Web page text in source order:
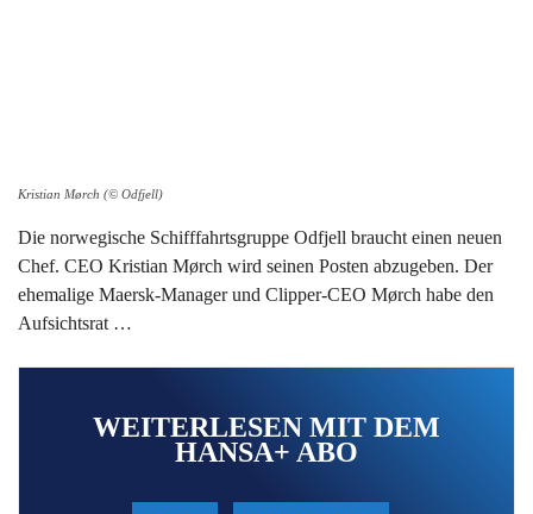
Kristian Mørch (© Odfjell)
Die norwegische Schifffahrtsgruppe Odfjell braucht einen neuen
Chef. CEO Kristian Mørch wird seinen Posten abzugeben. Der
ehemalige Maersk-Manager und Clipper-CEO Mørch habe den
Aufsichtsrat …
WEITERLESEN MIT DEM
HANSA+ ABO